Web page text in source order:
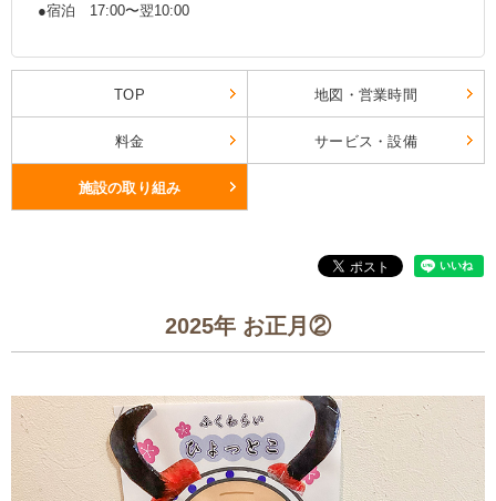
●宿泊 17:00〜翌10:00
TOP 地図・営業時間
料金 サービス・設備
施設の取り組み
2025年 お正月②